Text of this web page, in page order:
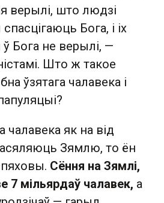
верылі, што людзі
Бога, і іх
ў Бога не верылі, —
Што ж такое
ўзятага чалавека і
чалавека як на від
Зямлю, то ён
Сёння на Зямлі,
7 мільярдаў чалавек, а